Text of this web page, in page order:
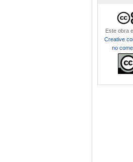
Este obra
Creative
no